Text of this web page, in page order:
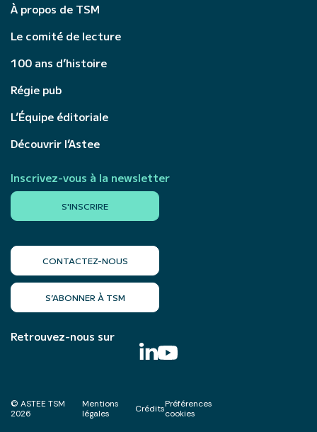
À propos de TSM
Le comité de lecture
100 ans d’histoire
Régie pub
L’Équipe éditoriale
Découvrir l’Astee
Inscrivez-vous à la newsletter
S'INSCRIRE
CONTACTEZ-NOUS
S’ABONNER À TSM
Retrouvez-nous sur
© ASTEE TSM
2026
Mentions
légales
CréditsPréférences
cookies